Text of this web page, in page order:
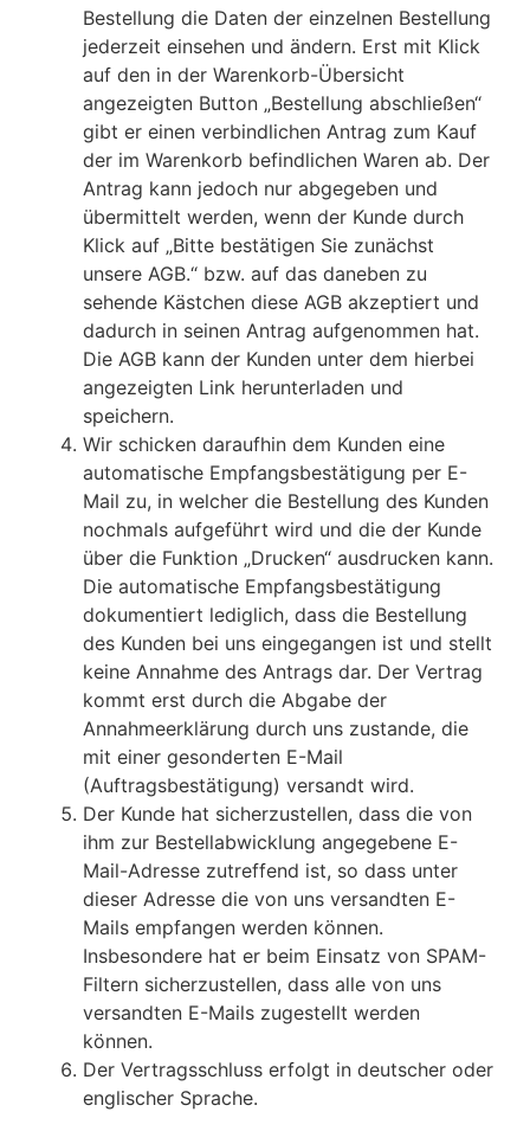
Bestellung die Daten der einzelnen Bestellung
jederzeit einsehen und ändern. Erst mit Klick
auf den in der Warenkorb-Übersicht
angezeigten Button „Bestellung abschließen“
gibt er einen verbindlichen Antrag zum Kauf
der im Warenkorb befindlichen Waren ab. Der
Antrag kann jedoch nur abgegeben und
übermittelt werden, wenn der Kunde durch
Klick auf „Bitte bestätigen Sie zunächst
unsere AGB.“ bzw. auf das daneben zu
sehende Kästchen diese AGB akzeptiert und
dadurch in seinen Antrag aufgenommen hat.
Die AGB kann der Kunden unter dem hierbei
angezeigten Link herunterladen und
speichern.
Wir schicken daraufhin dem Kunden eine
automatische Empfangsbestätigung per E-
Mail zu, in welcher die Bestellung des Kunden
nochmals aufgeführt wird und die der Kunde
über die Funktion „Drucken“ ausdrucken kann.
Die automatische Empfangsbestätigung
dokumentiert lediglich, dass die Bestellung
des Kunden bei uns eingegangen ist und stellt
keine Annahme des Antrags dar. Der Vertrag
kommt erst durch die Abgabe der
Annahmeerklärung durch uns zustande, die
mit einer gesonderten E-Mail
(Auftragsbestätigung) versandt wird.
Der Kunde hat sicherzustellen, dass die von
ihm zur Bestellabwicklung angegebene E-
Mail-Adresse zutreffend ist, so dass unter
dieser Adresse die von uns versandten E-
Mails empfangen werden können.
Insbesondere hat er beim Einsatz von SPAM-
Filtern sicherzustellen, dass alle von uns
versandten E-Mails zugestellt werden
können.
Der Vertragsschluss erfolgt in deutscher oder
englischer Sprache.